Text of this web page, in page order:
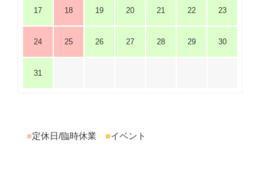
17 18 19 20 21 22 23
24 25 26 27 28 29 30
31
■定休日/臨時休業 ■イベント